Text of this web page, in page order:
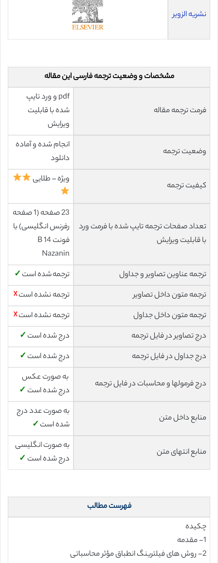
نشریه الزویر
مشخصات و وضعیت ترجمه فارسی این مقاله
فرمت ترجمه مقاله
pdf و ورد تایپ
شده با قابلیت
ویرایش
وضعیت ترجمه
انجام شده و آماده
دانلود
کیفیت ترجمه
ویژه – طلایی
تعداد صفحات ترجمه تایپ شده با فرمت ورد
با قابلیت ویرایش
23 صفحه (1 صفحه
رفرنس انگلیسی) با
فونت 14 B
Nazanin
ترجمه عناوین تصاویر و جداول
ترجمه شده است ✓
ترجمه متون داخل تصاویر
ترجمه نشده است☓
ترجمه متون داخل جداول
ترجمه نشده است☓
درج تصاویر در فایل ترجمه
درج شده است ✓
درج جداول در فایل ترجمه
درج شده است ✓
درج فرمولها و محاسبات در فایل ترجمه
به صورت عکس
درج شده است ✓
منابع داخل متن
به صورت عدد درج
شده است ✓
منابع انتهای متن
به صورت انگلیسی
درج شده است ✓
فهرست مطالب
چکیده
1- مقدمه
2- روش های فیلترینگ انطباق مؤثر محاسباتی